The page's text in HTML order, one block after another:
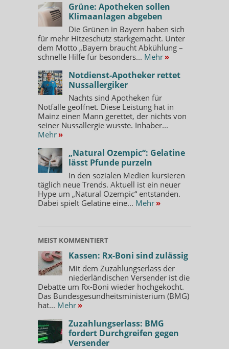
Grüne: Apotheken sollen
Klimaanlagen abgeben
Die Grünen in Bayern haben sich
für mehr Hitzeschutz starkgemacht. Unter
dem Motto „Bayern braucht Abkühlung –
schnelle Hilfe für besonders... Mehr »
Notdienst-Apotheker rettet
Nussallergiker
Nachts sind Apotheken für
Notfälle geöffnet. Diese Leistung hat in
Mainz einen Mann gerettet, der nichts von
seiner Nussallergie wusste. Inhaber...
Mehr »
„Natural Ozempic“: Gelatine
lässt Pfunde purzeln
In den sozialen Medien kursieren
täglich neue Trends. Aktuell ist ein neuer
Hype um „Natural Ozempic“ entstanden.
Dabei spielt Gelatine eine... Mehr »
MEIST KOMMENTIERT
Kassen: Rx-Boni sind zulässig
Mit dem Zuzahlungserlass der
niederländischen Versender ist die
Debatte um Rx-Boni wieder hochgekocht.
Das Bundesgesundheitsministerium (BMG)
hat... Mehr »
Zuzahlungserlass: BMG
fordert Durchgreifen gegen
Versender